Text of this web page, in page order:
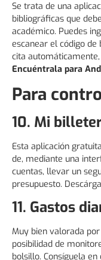
Se trata de una
bibliográficas que
académico. Puedes
escanear el código
cita
Encuéntrala para
Para
10. Mi
Esta aplicación
de, mediante una
cuentas, llevar un
presupuesto.
11. Gastos
Muy bien valorada
posibilidad de
bolsillo. Consíguela en